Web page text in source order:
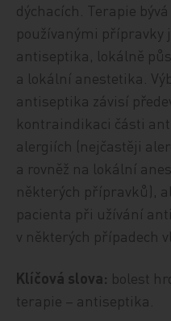
dýchacích. Terapie
používanými přípravky
antiseptika, lokálně
a lokální anestetika.
antiseptika závisí
kontraindikaci části
alergiích (nejčastěji
a rovněž na lokální
některých přípravků),
pacienta při užívání
v některých případech
Klíčová slova: bolest
terapie – antiseptika.